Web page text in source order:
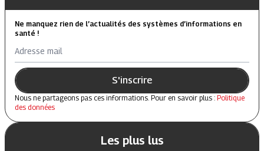
Ne manquez rien de l’actualités des systèmes d’informations en
santé !
Adresse mail
S'inscrire
Nous ne partageons pas ces informations. Pour en savoir plus : Politique
des données
Les plus lus